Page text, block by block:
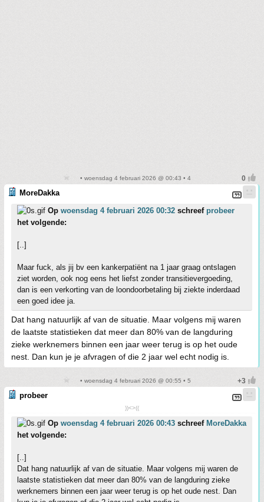
• woensdag 4 februari 2026 @ 00:43 • 4
MoreDakka
Op woensdag 4 februari 2026 00:32 schreef probeer
het volgende:
[..]
Maar fuck, als jij bv een kankerpatiënt na 1 jaar graag ontslagen
ziet worden, ook nog eens het liefst zonder transitievergoeding,
dan is een verkorting van de loondoorbetaling bij ziekte inderdaad
een goed idee ja.
Dat hang natuurlijk af van de situatie. Maar volgens mij waren
de laatste statistieken dat meer dan 80% van de langduring
zieke werknemers binnen een jaar weer terug is op het oude
nest. Dan kun je je afvragen of die 2 jaar wel echt nodig is.
• woensdag 4 februari 2026 @ 00:55 • 5
probeer
))<>((
Op woensdag 4 februari 2026 00:43 schreef MoreDakka
het volgende:
[..]
Dat hang natuurlijk af van de situatie. Maar volgens mij waren de
laatste statistieken dat meer dan 80% van de langduring zieke
werknemers binnen een jaar weer terug is op het oude nest. Dan